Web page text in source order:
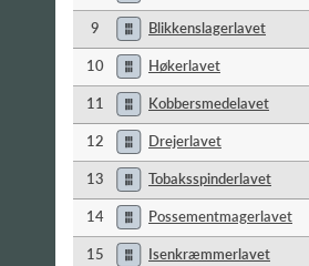
9 Blikkenslagerlavet
10 Høkerlavet
11 Kobbersmedelavet
12 Drejerlavet
13 Tobaksspinderlavet
14 Possementmagerlavet
15 Isenkræmmerlavet